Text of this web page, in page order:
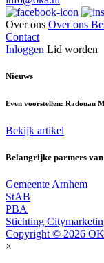
Over ons Over ons
Contact
Inloggen Lid worden
Nieuws
Even voorstellen: Radouan
Bekijk artikel
Belangrijke partners
Gemeente Arnhem
StAB
PBA
Stichting
Copyright © 2026
×